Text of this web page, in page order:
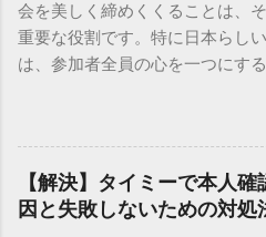
本全国に広範なネットワークを
重量物や大型の荷物、そして企
実績を誇ります。 個人で利用す
いう特徴があります。地域に密
ロールしているため、現場の状
やすいのがメリットです。まず
サービスで解決できるかを確認
会を美しく締めくくることは、
重要な役割です。特に日本らし
は、参加者全員の心を一つにす
「手拍子のリズムに自信がない
ずです。この記事では、ビジネ
で、どのような場面でも堂々と
締め」の作法を、基礎知識から
解説します。 一本締めとは？そ
【解決】タイミーで本人
因と失敗しないための対処